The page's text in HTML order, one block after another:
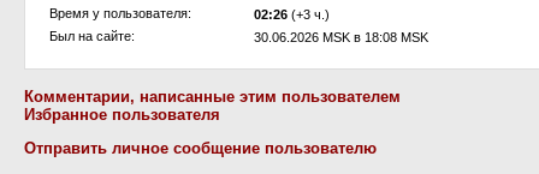
Время у пользователя:
02:26 (+3 ч.)
Был на сайте:
30.06.2026 MSK в 18:08 MSK
Комментарии, написанные этим пользователем
Избранное пользователя
Отправить личное сообщение пользователю